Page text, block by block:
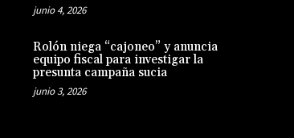
junio 4, 2026
Rolón niega “cajoneo” y anuncia
equipo fiscal para investigar la
presunta campaña sucia
junio 3, 2026